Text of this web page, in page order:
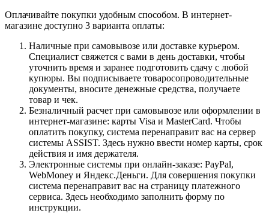
Оплачивайте покупки удобным способом. В интернет-
магазине доступно 3 варианта оплаты:
Наличные при самовывозе или доставке курьером.
Специалист свяжется с вами в день доставки, чтобы
уточнить время и заранее подготовить сдачу с любой
купюры. Вы подписываете товаросопроводительные
документы, вносите денежные средства, получаете
товар и чек.
Безналичный расчет при самовывозе или оформлении в
интернет-магазине: карты Visa и MasterCard. Чтобы
оплатить покупку, система перенаправит вас на сервер
системы ASSIST. Здесь нужно ввести номер карты, срок
действия и имя держателя.
Электронные системы при онлайн-заказе: PayPal,
WebMoney и Яндекс.Деньги. Для совершения покупки
система перенаправит вас на страницу платежного
сервиса. Здесь необходимо заполнить форму по
инструкции.